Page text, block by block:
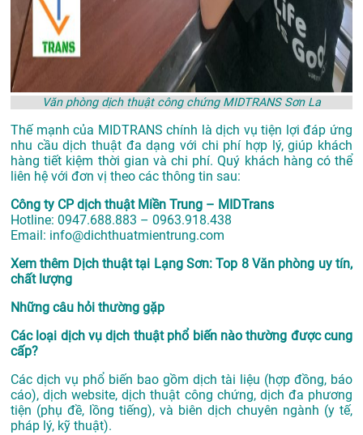
Văn phòng dịch thuật công chứng MIDTRANS Sơn La
Thế mạnh của MIDTRANS chính là dịch vụ tiện lợi đáp ứng
nhu cầu dịch thuật đa dạng với chi phí hợp lý, giúp khách
hàng tiết kiệm thời gian và chi phí. Quý khách hàng có thể
liên hệ với đơn vị theo các thông tin sau:
Công ty CP dịch thuật Miền Trung – MIDTrans
Hotline: 0947.688.883 – 0963.918.438
Email: info@dichthuatmientrung.com
Xem thêm Dịch thuật tại Lạng Sơn: Top 8 Văn phòng uy tín,
chất lượng
Những câu hỏi thường gặp
Các loại dịch vụ dịch thuật phổ biến nào thường được cung
cấp?
Các dịch vụ phổ biến bao gồm dịch tài liệu (hợp đồng, báo
cáo), dịch website, dịch thuật công chứng, dịch đa phương
tiện (phụ đề, lồng tiếng), và biên dịch chuyên ngành (y tế,
pháp lý, kỹ thuật).